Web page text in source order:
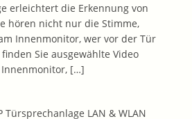
erleichtert die Erkennung von
hören nicht nur die Stimme,
Innenmonitor, wer vor der Tür
Sie ausgewählte Video
[…]